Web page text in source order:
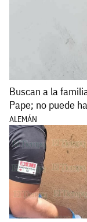
Buscan a la
Pape; no puede
ALEMÁN